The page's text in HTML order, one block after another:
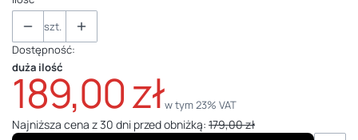
szt.
Dostępność:
duża ilość
189,00 złw tym 23% VAT
w tym23% VAT
Najniższa cena z 30 dni przed obniżką: 179,00 zł